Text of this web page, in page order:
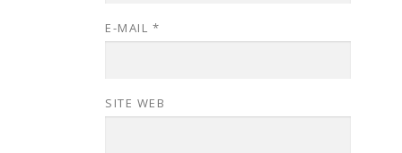
E-MAIL *
SITE WEB